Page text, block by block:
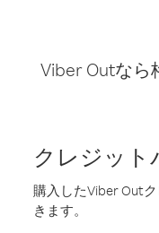
Viber Outなら
クレジット
購入したViber Out
きます。